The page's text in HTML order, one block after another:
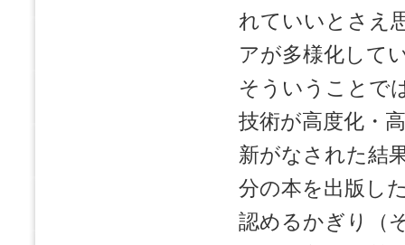
れていいとさえ
アが多様化して
そういうことで
技術が高度化・
新がなされた結
分の本を出版し
認めるかぎり（